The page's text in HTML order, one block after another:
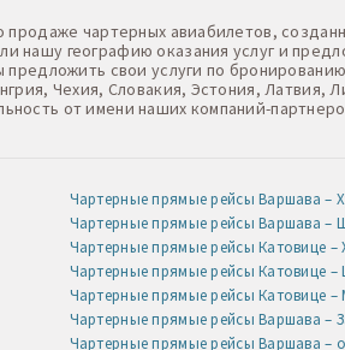
продаже чартерных авиабилетов,
нашу географию оказания услуг и
предложить свои услуги по
Чехия, Словакия, Эстония, Латвия,
от имени наших компаний-
Чартерные прямые рейсы Варшава –
Чартерные прямые рейсы Варшава –
Чартерные прямые рейсы Катовице –
Чартерные прямые рейсы Катовице
Чартерные прямые рейсы Катовице –
Чартерные прямые рейсы Варшава –
Чартерные прямые рейсы Варшава –